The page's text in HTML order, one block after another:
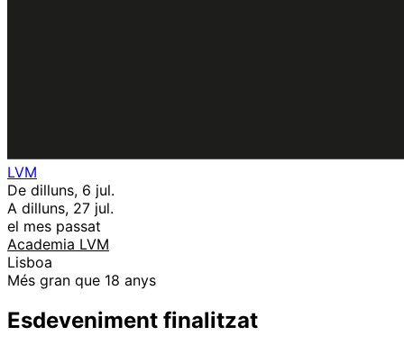
LVM
De dilluns, 6 jul.
A dilluns, 27 jul.
el mes passat
Academia LVM
Lisboa
Més gran que 18 anys
Esdeveniment finalitzat